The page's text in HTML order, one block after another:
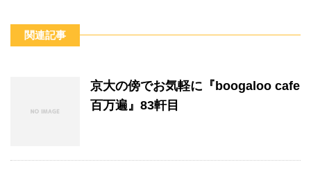
関連記事
京大の傍でお気軽に『boogaloo cafe
百万遍』83軒目